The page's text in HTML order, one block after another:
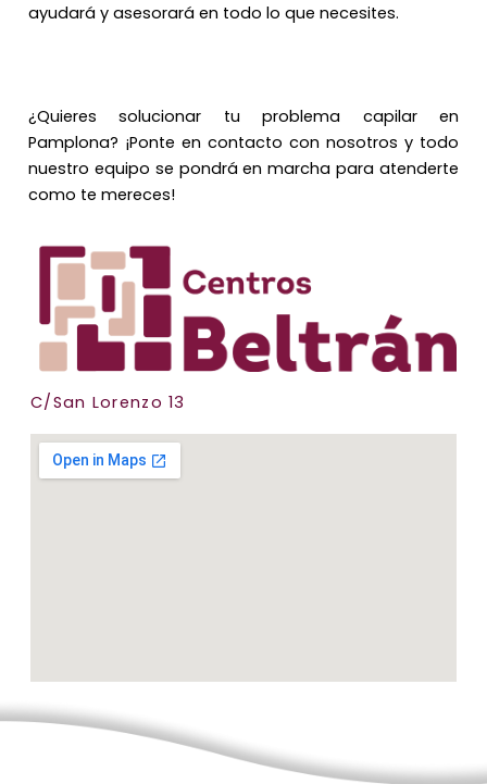
ayudará y asesorará en todo lo que necesites.
¿Quieres solucionar tu problema capilar en
Pamplona? ¡Ponte en contacto con nosotros y todo
nuestro equipo se pondrá en marcha para atenderte
como te mereces!
C/San Lorenzo 13